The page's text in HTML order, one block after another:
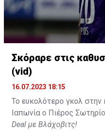
Σκόραρε στις
(vid)
16.07.2023 18:15
Το ευκολότερο γκολ στην
Ιαπωνία ο Πιέρος
Deal με Βλάχοβιτς!